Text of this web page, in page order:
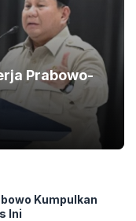
Prabowo-
Kumpulkan
Ini